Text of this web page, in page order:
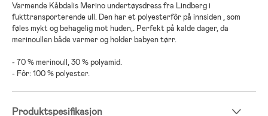
Varmende Kåbdalis Merino undertøysdress fra Lindberg i
fukttransporterende ull. Den har et polyesterfôr på innsiden , som
føles mykt og behagelig mot huden,. Perfekt på kalde dager, da
merinoullen både varmer og holder babyen tørr.
- 70 % merinoull, 30 % polyamid.
- Fôr: 100 % polyester.
Produktspesifikasjon